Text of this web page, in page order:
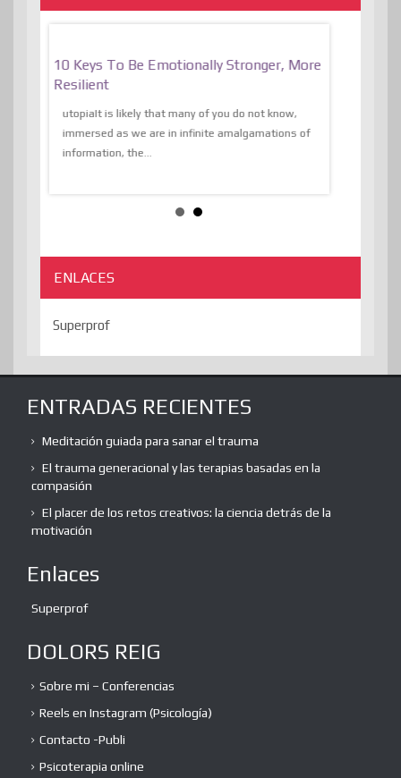
10 Keys To Be Emotionally Stronger, More
Resilient
utopiaIt is likely that many of you do not know,
immersed as we are in infinite amalgamations of
information, the...
ENLACES
Superprof
ENTRADAS RECIENTES
Meditación guiada para sanar el trauma
El trauma generacional y las terapias basadas en la
compasión
El placer de los retos creativos: la ciencia detrás de la
motivación
Enlaces
Superprof
DOLORS REIG
Sobre mi – Conferencias
Reels en Instagram (Psicología)
Contacto -Publi
Psicoterapia online